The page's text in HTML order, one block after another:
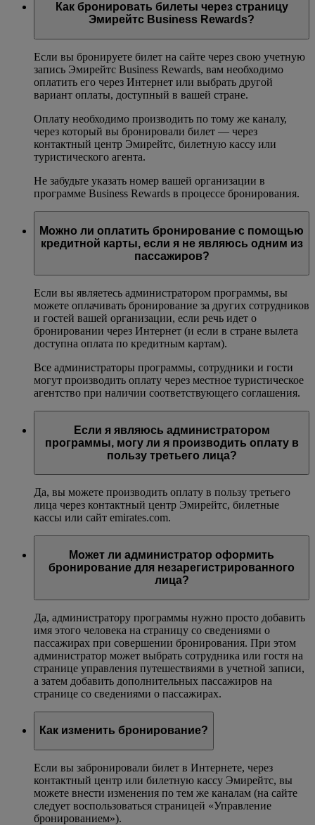
Как бронировать билеты через страницу
Эмирейтс Business Rewards?
Если вы бронируете билет на сайте через свою учетную
запись Эмирейтс Business Rewards, вам необходимо
оплатить его через Интернет или выбрать другой
вариант оплаты, доступный в вашей стране.
Оплату необходимо производить по тому же каналу,
через который вы бронировали билет — через
контактный центр Эмирейтс, билетную кассу или
туристического агента.
Не забудьте указать номер вашей организации в
программе Business Rewards в процессе бронирования.
Можно ли оплатить бронирование с помощью
кредитной карты, если я не являюсь одним из
пассажиров?
Если вы являетесь администратором программы, вы
можете оплачивать бронирование за других сотрудников
и гостей вашей организации, если речь идет о
бронировании через Интернет (и если в стране вылета
доступна оплата по кредитным картам).
Все администраторы программы, сотрудники и гости
могут производить оплату через местное туристическое
агентство при наличии соответствующего соглашения.
Если я являюсь администратором
программы, могу ли я производить оплату в
пользу третьего лица?
Да, вы можете производить оплату в пользу третьего
лица через контактный центр Эмирейтс, билетные
кассы или сайт emirates.com.
Может ли администратор оформить
бронирование для незарегистрированного
лица?
Да, администратору программы нужно просто добавить
имя этого человека на страницу со сведениями о
пассажирах при совершении бронирования. При этом
администратор может выбрать сотрудника или гостя на
странице управления путешествиями в учетной записи,
а затем добавить дополнительных пассажиров на
странице со сведениями о пассажирах.
Как изменить бронирование?
Если вы забронировали билет в Интернете, через
контактный центр или билетную кассу Эмирейтс, вы
можете внести изменения по тем же каналам (на сайте
следует воспользоваться страницей «Управление
бронированием»).